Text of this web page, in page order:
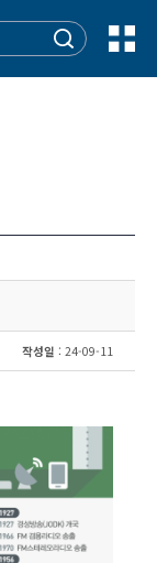
작성일 : 24-09-11